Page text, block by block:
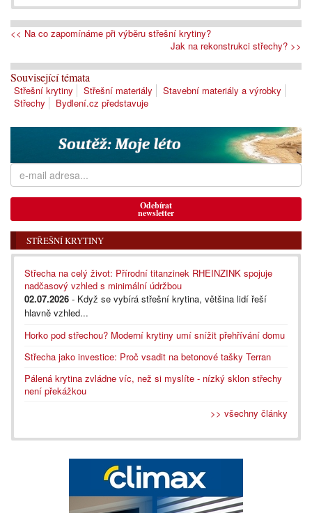
<< Na co zapomínáme při výběru střešní krytiny?
Jak na rekonstrukci střechy? >>
Související témata
Střešní krytiny Střešní materiály
Stavební materiály a výrobky
Střechy
Bydlení.cz představuje
Odebírat
newsletter
STŘEŠNÍ KRYTINY
Střecha na celý život: Přírodní titanzinek RHEINZINK spojuje
nadčasový vzhled s minimální údržbou
02.07.2026 - Když se vybírá střešní krytina, většina lidí řeší
hlavně vzhled...
Horko pod střechou? Moderní krytiny umí snížit přehřívání domu
Střecha jako investice: Proč vsadit na betonové tašky Terran
Pálená krytina zvládne víc, než si myslíte - nízký sklon střechy
není překážkou
>> všechny články